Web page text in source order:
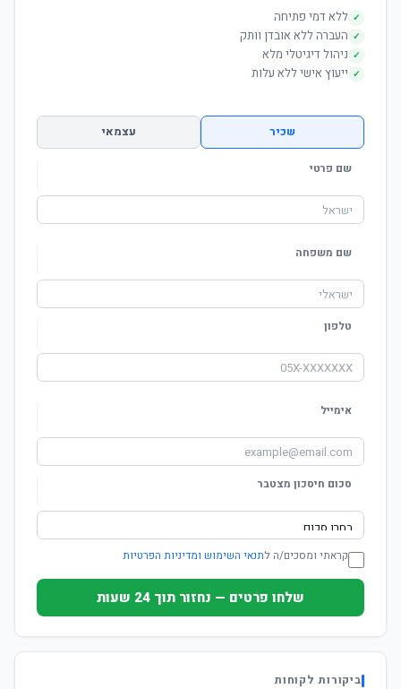
✓ ללא דמי פתיחה
✓ העברה ללא אובדן וותק
✓ ניהול דיגיטלי מלא
✓ ייעוץ אישי ללא עלות
שכיר עצמאי
שם פרטי
שם משפחה
טלפון
אימייל
סכום חיסכון מצטבר
קראתי ומסכים/ה לתנאי השימוש ומדיניות הפרטיות
שלחו פרטים — נחזור תוך 24 שעות
ביקורות לקוחות